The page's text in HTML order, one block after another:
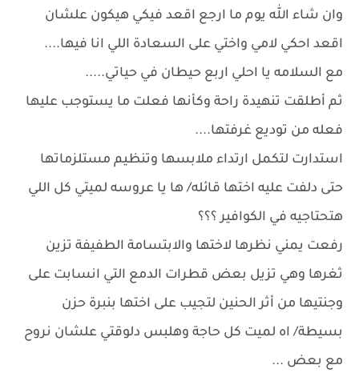
وان شاء الله يوم ما ارجع اقعد فيكي هيكون علشان
اقعد احكي لامي واختي على السعادة اللي انا فيها....
مع السلامه يا احلي اربع حيطان في حياتي.....
ثم أطلقت تنهيدة راحة وكأنها فعلت ما يستوجب عليها
فعله من توديع غرفتها....
استدارت لتكمل ارتداء ملابسها وتنظيم مستلزماتها
حتى دلفت عليه اختها قائله/ ها يا عروسه لميتي كل اللي
هتحتاجيه في الكوافير ؟؟؟
رفعت يمني نظرها لاختها والابتسامة الطفيفة تزين
ثغرها وهي تزيل بعض قطرات الدمع التي انسابت على
وجنتيها من أثر الحنين لتجيب على اختها بنبرة حزن
بسيطة/ اه لميت كل حاجة وهلبس دلوقتي علشان نروح
مع بعض ...